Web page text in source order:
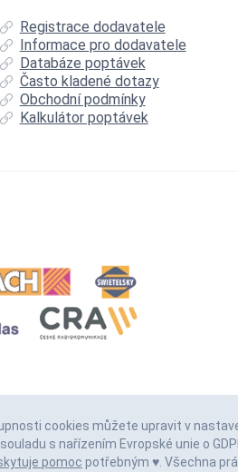
Registrace dodavatele
Informace pro dodavatele
Databáze poptávek
Často kladené dotazy
Obchodní podmínky
Kalkulátor poptávek
cookies můžete upravit v
s nařízením Evropské unie o
pomoc potřebným ♥️. Všechna